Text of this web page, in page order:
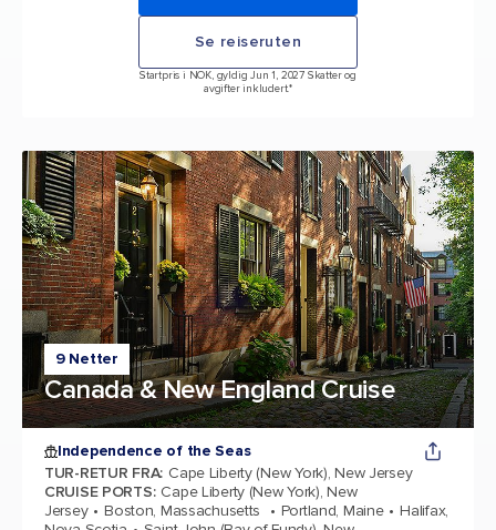
Se reiseruten
Startpris i NOK, gyldig Jun 1, 2027 Skatter og
avgifter inkludert.*
9 Netter
Canada & New England Cruise
Independence of the Seas
TUR-RETUR FRA: Cape Liberty (New York), New Jersey
CRUISE PORTS: Cape Liberty (New York), New
Jersey
Boston, Massachusetts Portland, Maine
Halifax,